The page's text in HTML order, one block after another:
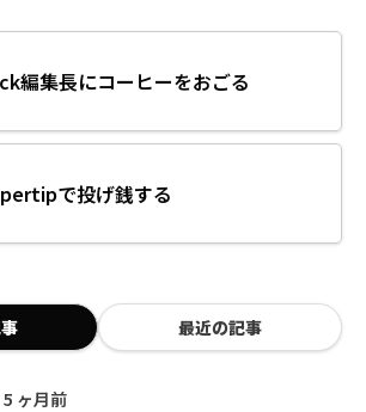
編集長にコーヒーをおごる
で投げ銭する
最近の記事
5 ヶ月前